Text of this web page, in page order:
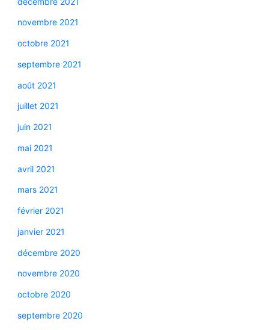
novembre 2021
octobre 2021
septembre 2021
août 2021
juillet 2021
juin 2021
mai 2021
avril 2021
mars 2021
février 2021
janvier 2021
décembre 2020
novembre 2020
octobre 2020
septembre 2020